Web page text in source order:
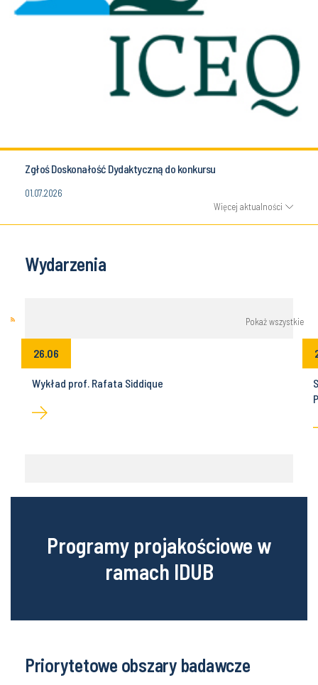
Zgłoś Doskonałość Dydaktyczną do konkursu
01.07.2026
Więcej aktualności
Wydarzenia
Pokaż wszystkie
26.06
Wykład prof. Rafata Siddique
Programy projakościowe w
ramach IDUB
Priorytetowe obszary badawcze